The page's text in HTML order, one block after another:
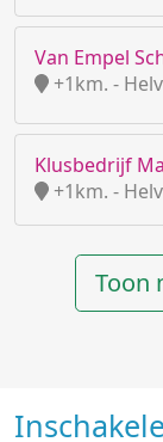
Van Empel
+1km. -
Klusbedrijf
+1km. -
Toon